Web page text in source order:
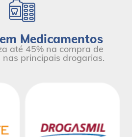
Medicamentos
até 45% na compra de
nas principais drogarias.